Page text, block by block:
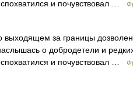
и почувствовал …
за границы
о добродетели и
и почувствовал …